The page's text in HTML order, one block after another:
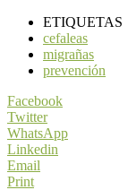
ETIQUETAS
cefaleas
migrañas
prevención
Facebook
Twitter
WhatsApp
Linkedin
Email
Print